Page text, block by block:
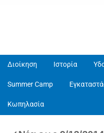
Διοίκηση Ιστορία
Summer Camp
Κωπηλασία